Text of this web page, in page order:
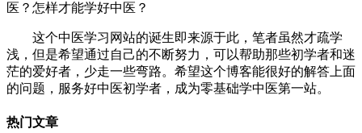
医？怎样才能学好中医？
这个中医学习网站的诞生即来源于此，笔者虽然才疏学
浅，但是希望通过自己的不断努力，可以帮助那些初学者和迷
茫的爱好者，少走一些弯路。希望这个博客能很好的解答上面
的问题，服务好中医初学者，成为零基础学中医第一站。
热门文章